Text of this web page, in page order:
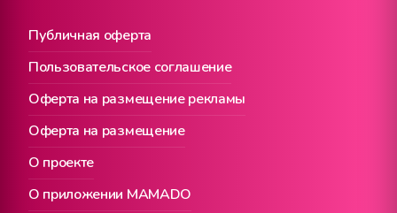
Публичная оферта
О проекте
Пользовательское соглашение
О приложении MAMADO
Оферта на размещение рекламы
Оферта на размещение